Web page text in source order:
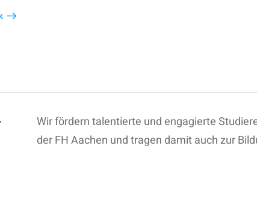
Wir fördern talentierte und engagierte
der FH Aachen und tragen damit auch zur